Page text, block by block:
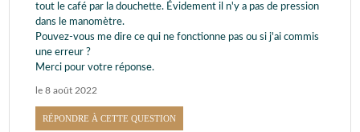
tout le café par la douchette. Évidement il n'y a pas de pression
dans le manomètre.
Pouvez-vous me dire ce qui ne fonctionne pas ou si j'ai commis
une erreur ?
Merci pour votre réponse.
le 8 août 2022
RÉPONDRE À CETTE QUESTION